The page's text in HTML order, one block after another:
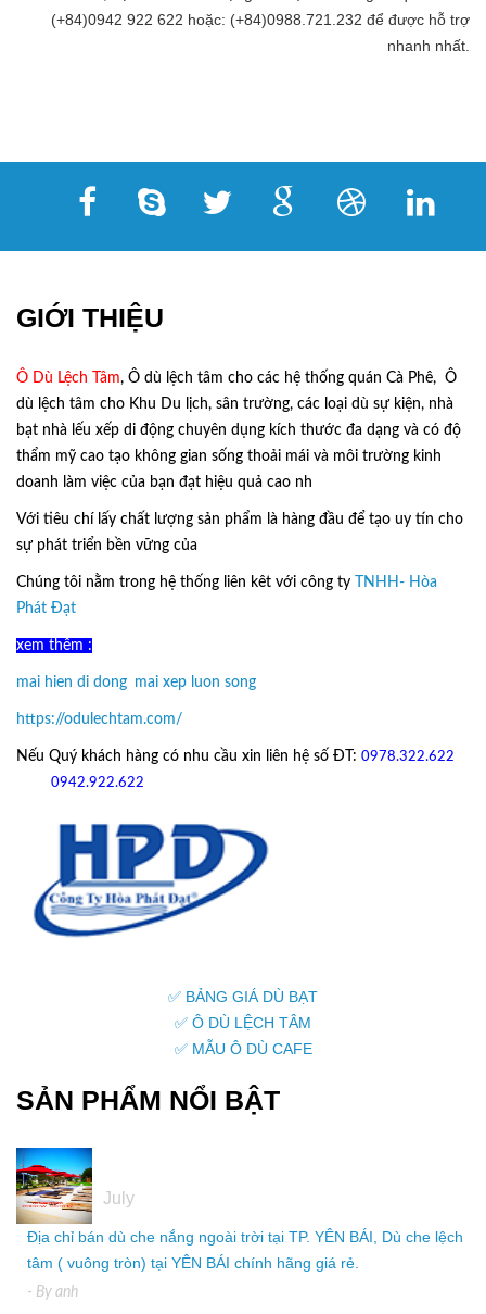
(+84)0942 922 622 hoặc: (+84)0988.721.232 để được hỗ trợ
nhanh nhất.
GIỚI THIỆU
Ô Dù Lệch Tâm, Ô dù lệch tâm cho các hệ thống quán Cà Phê, Ô
dù lệch tâm cho Khu Du lịch, sân trường, các loại dù sự kiện, nhà
bạt nhà lếu xếp di động chuyên dụng kích thước đa dạng và có độ
thẩm mỹ cao tạo không gian sống thoải mái và môi trường kinh
doanh làm việc của bạn đạt hiệu quả cao nh
Với tiêu chí lấy chất lượng sản phẩm là hàng đầu để tạo uy tín cho
sự phát triển bền vững của
Chúng tôi nằm trong hệ thống liên kêt với công ty TNHH- Hòa
Phát Đạt
xem thêm :
mai hien di dong mai xep luon song
https://odulechtam.com/
Nếu Quý khách hàng có nhu cầu xin liên hệ số ĐT: 0978.322.622
0942.922.622
✅ BẢNG GIÁ DÙ BẠT
✅ Ô DÙ LỆCH TÂM
✅ MẪU Ô DÙ CAFE
SẢN PHẨM NỔI BẬT
July
Địa chỉ bán dù che nắng ngoài trời tại TP. YÊN BÁI, Dù che lệch
tâm ( vuông tròn) tại YÊN BÁI chính hãng giá rẻ.
- By anh